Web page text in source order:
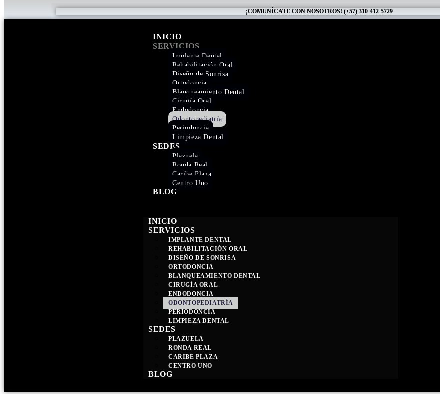
¡COMUNÍCATE CON NOSOTROS!(+57) 310-412-5729
INICIO
SERVICIOS
Implante Dental
Rehabilitación Oral
Diseño de Sonrisa
Ortodoncia
Blanqueamiento Dental
Cirugía Oral
Endodoncia
Odontopediatría
Periodoncia
Limpieza Dental
SEDES
Plazuela
Ronda Real
Caribe Plaza
Centro Uno
BLOG
INICIO
SERVICIOS
IMPLANTE DENTAL
REHABILITACIÓN ORAL
DISEÑO DE SONRISA
ORTODONCIA
BLANQUEAMIENTO DENTAL
CIRUGÍA ORAL
ENDODONCIA
ODONTOPEDIATRÍA
PERIODONCIA
LIMPIEZA DENTAL
SEDES
PLAZUELA
RONDA REAL
CARIBE PLAZA
CENTRO UNO
BLOG